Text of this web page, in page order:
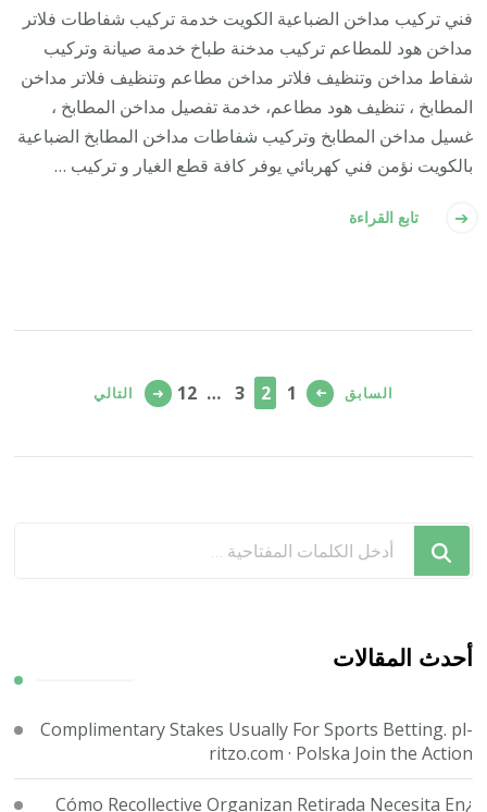
فني تركيب مداخن الضباعية الكويت خدمة تركيب شفاطات فلاتر
مداخن هود للمطاعم تركيب مدخنة طباخ خدمة صيانة وتركيب
شفاط مداخن وتنظيف فلاتر مداخن مطاعم وتنظيف فلاتر مداخن
المطابخ ، تنظيف هود مطاعم، خدمة تفصيل مداخن المطابخ ،
غسيل مداخن المطابخ وتركيب شفاطات مداخن المطابخ الضباعية
بالكويت نؤمن فني كهربائي يوفر كافة قطع الغيار و تركيب …
تابع القراءة
صفحات
السابق صفحة
1 صفحة
2 صفحة
3
… صفحة
12 التالي
هل
تبحث
ما؟
أحدث المقالات
Complimentary Stakes Usually For Sports Betting. pl-
ritzo.com · Polska Join the Action
¿Cómo Recollective Organizan Retirada Necesita En